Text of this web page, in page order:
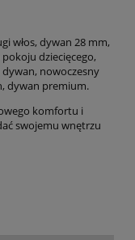
włos, dywan 28 mm,
dziecięcego,
nowoczesny
dywan premium.
komfortu i
swojemu wnętrzu